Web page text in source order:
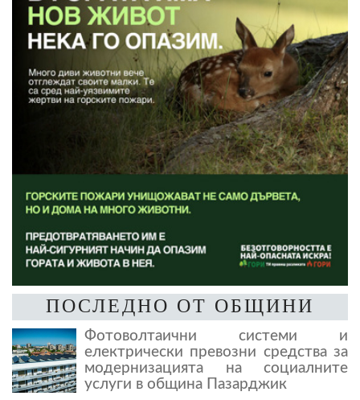
ПОСЛЕДНО ОТ ОБЩИНИ
Фотоволтаични системи и
електрически превозни средства за
модернизацията на социалните
услуги в община Пазарджик